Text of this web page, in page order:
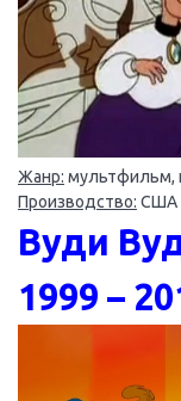
Жанр: мультфильм,
Производство: США
Вуди
1999 –